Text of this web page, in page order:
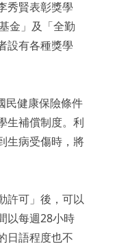
秀賢表彰獎學
金」及「全勤
設有各種獎學
民健康保險條件
生補償制度。利
生病受傷時，將
許可」後，可以
以每週28小時
日語程度也不